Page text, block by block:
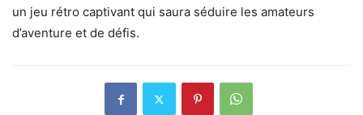
un jeu rétro captivant qui saura séduire les amateurs
d’aventure et de défis.